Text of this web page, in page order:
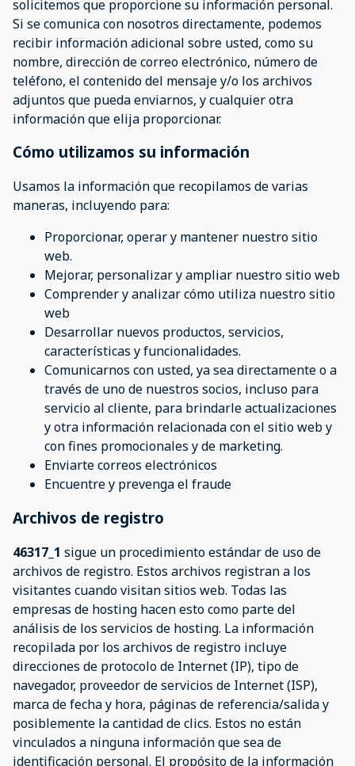
solicitemos que proporcione su información personal.
Si se comunica con nosotros directamente, podemos
recibir información adicional sobre usted, como su
nombre, dirección de correo electrónico, número de
teléfono, el contenido del mensaje y/o los archivos
adjuntos que pueda enviarnos, y cualquier otra
información que elija proporcionar.
Cómo utilizamos su información
Usamos la información que recopilamos de varias
maneras, incluyendo para:
Proporcionar, operar y mantener nuestro sitio
web.
Mejorar, personalizar y ampliar nuestro sitio web
Comprender y analizar cómo utiliza nuestro sitio
web
Desarrollar nuevos productos, servicios,
características y funcionalidades.
Comunicarnos con usted, ya sea directamente o a
través de uno de nuestros socios, incluso para
servicio al cliente, para brindarle actualizaciones
y otra información relacionada con el sitio web y
con fines promocionales y de marketing.
Enviarte correos electrónicos
Encuentre y prevenga el fraude
Archivos de registro
46317_1 sigue un procedimiento estándar de uso de
archivos de registro. Estos archivos registran a los
visitantes cuando visitan sitios web. Todas las
empresas de hosting hacen esto como parte del
análisis de los servicios de hosting. La información
recopilada por los archivos de registro incluye
direcciones de protocolo de Internet (IP), tipo de
navegador, proveedor de servicios de Internet (ISP),
marca de fecha y hora, páginas de referencia/salida y
posiblemente la cantidad de clics. Estos no están
vinculados a ninguna información que sea de
identificación personal. El propósito de la información